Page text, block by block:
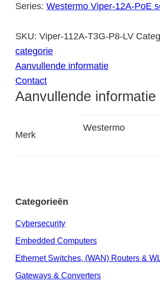
Series: Westermo Viper-12A-PoE
SKU: Viper-112A-T3G-P8-LV
categorie
Aanvullende informatie
Contact
Aanvullende informatie
Merk
Westermo
Categorieën
Cybersecurity
Embedded Computers
Ethernet Switches, (WAN) Routers &
Gateways & Converters